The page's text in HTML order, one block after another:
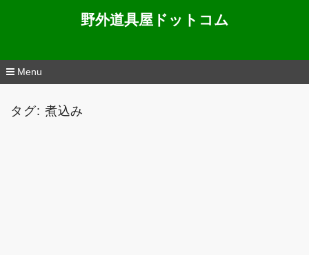
野外道具屋ドットコム
Menu
タグ: 煮込み